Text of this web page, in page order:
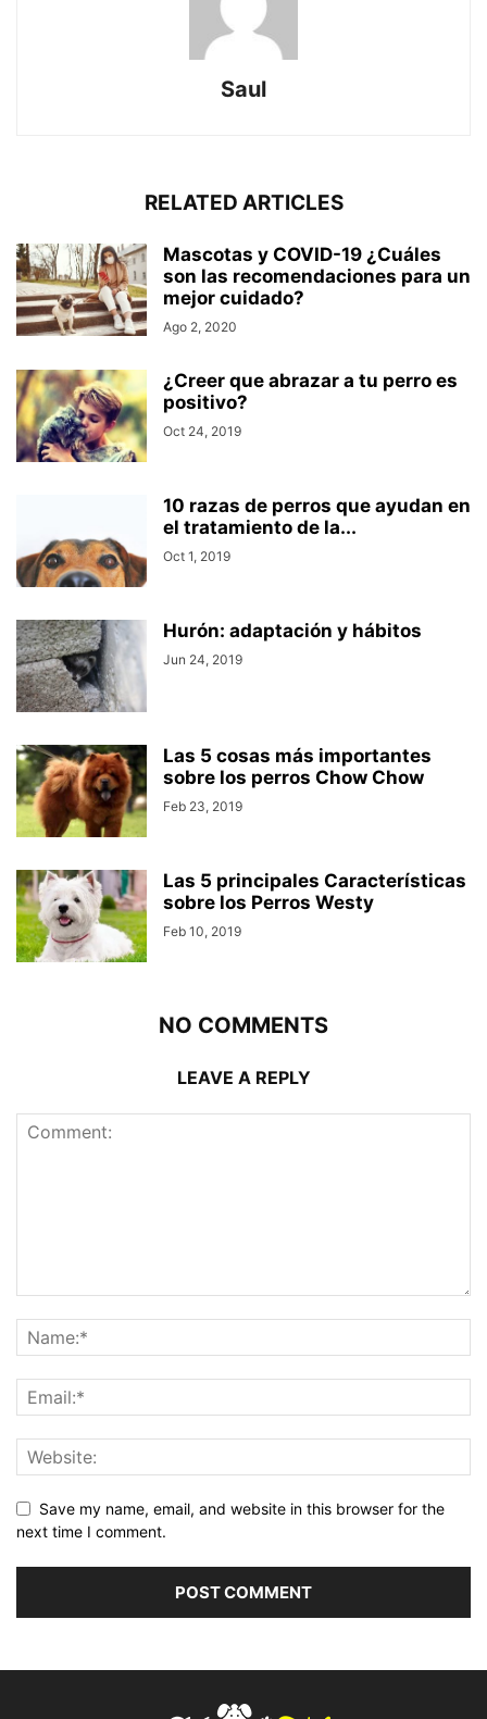
Saul
RELATED ARTICLES
Mascotas y COVID-19 ¿Cuáles
son las recomendaciones para un
mejor cuidado?
Ago 2, 2020
¿Creer que abrazar a tu perro es
positivo?
Oct 24, 2019
10 razas de perros que ayudan en
el tratamiento de la...
Oct 1, 2019
Hurón: adaptación y hábitos
Jun 24, 2019
Las 5 cosas más importantes
sobre los perros Chow Chow
Feb 23, 2019
Las 5 principales Características
sobre los Perros Westy
Feb 10, 2019
NO COMMENTS
LEAVE A REPLY
Save my name, email, and website in this browser for the
next time I comment.